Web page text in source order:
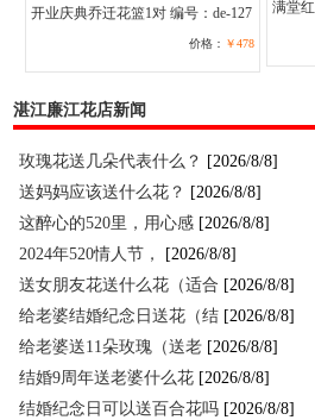
开业庆典乔迁花篮1对 编号：de-127
价格： ￥478
满堂红
湛江廉江花店新闻
玫瑰花送几朵代表什么？ [2026/8/8]
送妈妈应该送什么花？ [2026/8/8]
这醉心的520里，用心感 [2026/8/8]
2024年520情人节，
[2026/8/8]
送女朋友花送什么花（适合 [2026/8/8]
给老婆结婚纪念日送花（结 [2026/8/8]
给老婆送11朵玫瑰（送老 [2026/8/8]
结婚9周年送老婆什么花 [2026/8/8]
结婚纪念日可以送百合花吗 [2026/8/8]